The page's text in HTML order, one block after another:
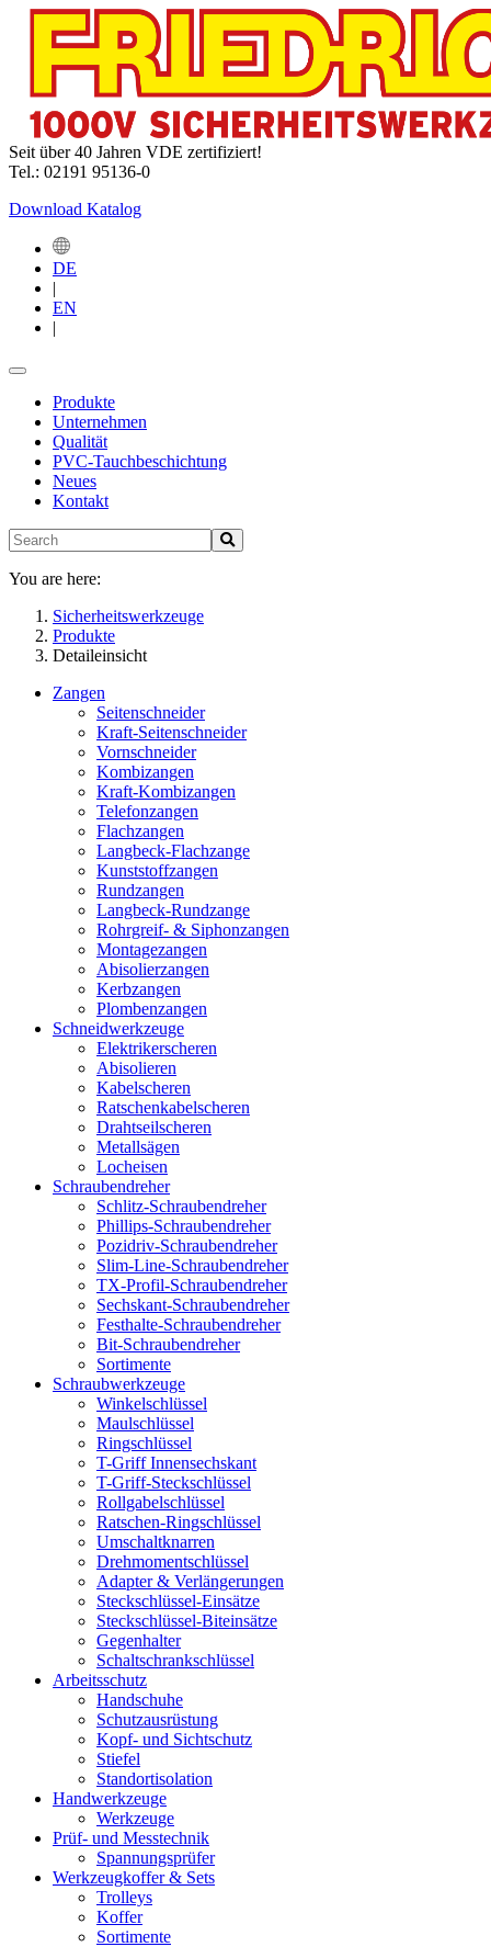
Seit über 40 Jahren VDE zertifiziert!
Tel.: 02191 95136-0
Download Katalog
DE
|
EN
|
Produkte
Unternehmen
Qualität
PVC-Tauchbeschichtung
Neues
Kontakt
You are here:
Sicherheitswerkzeuge
Produkte
Detaileinsicht
Zangen
Seitenschneider
Kraft-Seitenschneider
Vornschneider
Kombizangen
Kraft-Kombizangen
Telefonzangen
Flachzangen
Langbeck-Flachzange
Kunststoffzangen
Rundzangen
Langbeck-Rundzange
Rohrgreif- & Siphonzangen
Montagezangen
Abisolierzangen
Kerbzangen
Plombenzangen
Schneidwerkzeuge
Elektrikerscheren
Abisolieren
Kabelscheren
Ratschenkabelscheren
Drahtseilscheren
Metallsägen
Locheisen
Schraubendreher
Schlitz-Schraubendreher
Phillips-Schraubendreher
Pozidriv-Schraubendreher
Slim-Line-Schraubendreher
TX-Profil-Schraubendreher
Sechskant-Schraubendreher
Festhalte-Schraubendreher
Bit-Schraubendreher
Sortimente
Schraubwerkzeuge
Winkelschlüssel
Maulschlüssel
Ringschlüssel
T-Griff Innensechskant
T-Griff-Steckschlüssel
Rollgabelschlüssel
Ratschen-Ringschlüssel
Umschaltknarren
Drehmomentschlüssel
Adapter & Verlängerungen
Steckschlüssel-Einsätze
Steckschlüssel-Biteinsätze
Gegenhalter
Schaltschrankschlüssel
Arbeitsschutz
Handschuhe
Schutzausrüstung
Kopf- und Sichtschutz
Stiefel
Standortisolation
Handwerkzeuge
Werkzeuge
Prüf- und Messtechnik
Spannungsprüfer
Werkzeugkoffer & Sets
Trolleys
Koffer
Sortimente